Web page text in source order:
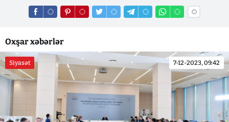
Oxşar xəbərlər
Siyasət 7-12-2023, 09:42